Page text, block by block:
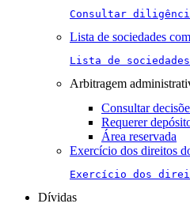
Consultar
Lista de sociedades
Lista de
Arbitragem
Consultar
Requerer
Área reservada
Exercício dos direitos
Exercício dos
Dívidas